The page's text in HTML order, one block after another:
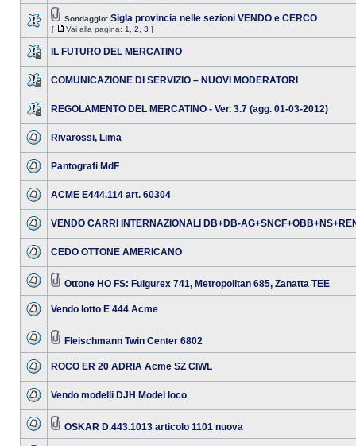
Sondaggio: Sigla provincia nelle sezioni VENDO e CERCO
[ Vai alla pagina: 1 2 3 ]
IL FUTURO DEL MERCATINO
COMUNICAZIONE DI SERVIZIO – NUOVI MODERATORI
REGOLAMENTO DEL MERCATINO - Ver. 3.7 (agg. 01-03-2012)
Rivarossi, Lima
Pantografi MdF
ACME E444.114 art. 60304
VENDO CARRI INTERNAZIONALI DB+DB-
CEDO OTTONE AMERICANO
Ottone HO FS: Fulgurex 741, Metropolitan 685, Zanatta TEE
Vendo lotto E 444 Acme
Fleischmann Twin Center 6802
ROCO ER 20 ADRIA Acme SZ CIWL
Vendo modelli DJH Model loco
OSKAR D.443.1013 articolo 1101 nuova